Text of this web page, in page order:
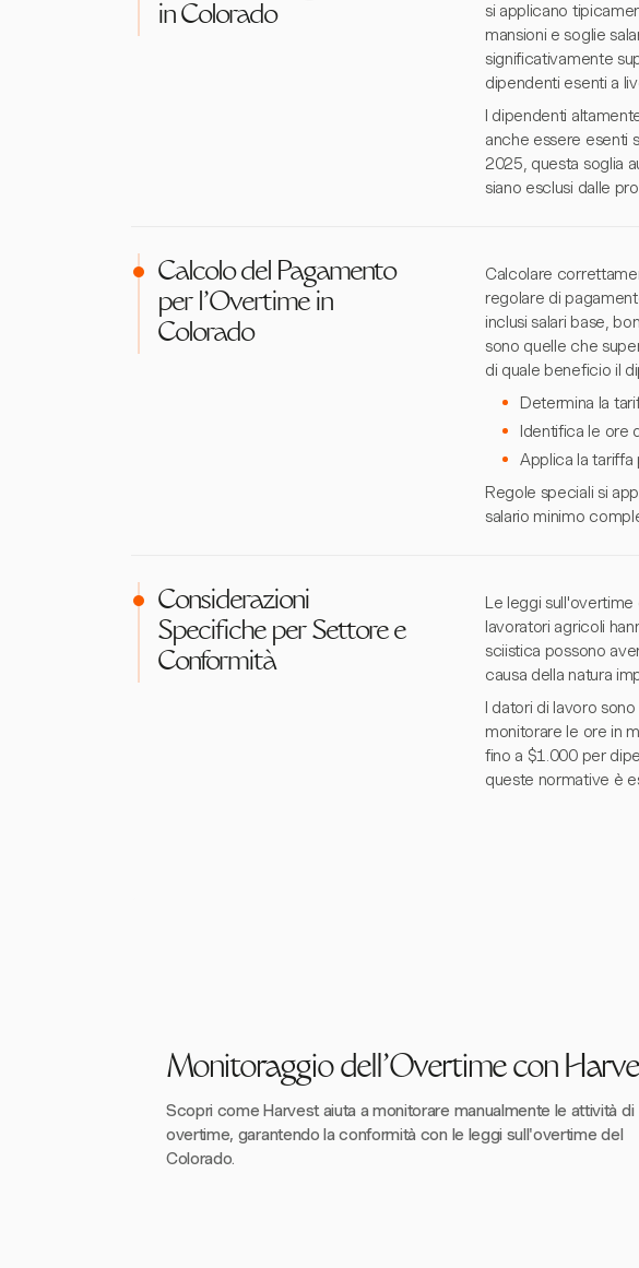
in Colorado
si applicano
mansioni e soglie
significativamente
dipendenti esenti a
I dipendenti
anche essere esenti
2025, questa soglia
siano esclusi dalle
Calcolo del Pagamento
per l'Overtime in
Colorado
Calcolare
regolare di
inclusi salari base,
sono quelle che
di quale beneficio il
Determina la
Identifica le ore
Applica la
Regole speciali si
salario minimo
Considerazioni
Specifiche per Settore e
Conformità
Le leggi
lavoratori agricoli
sciistica possono
causa della natura
I datori di lavoro
monitorare le ore in
fino a $1.000 per
queste normative è
Monitoraggio dell'Overtime con
Scopri come Harvest aiuta a monitorare manualmente le attività di
overtime, garantendo la conformità con le leggi sull'overtime del
Colorado.